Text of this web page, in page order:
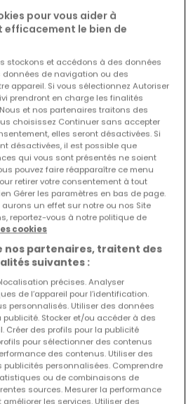
une alerte
à proximité
de recherche pour plus
résultats
location à Boulaide
suggérées
à Boulaide
pour vous aider à
le bien de
stockons et accédons à des données
données de navigation ou des
appareil. Si vous sélectionnez Autoriser
prendront en charge les finalités
et nos partenaires traitons des
choisissez Continuer sans accepter
elles seront désactivées. Si
désactivées, il est possible que
qui vous sont présentés ne soient
pouvez faire réapparaître ce menu
retirer votre consentement à tout
Gérer les paramètres en bas de page.
un effet sur notre ou nos Site
reportez-vous à notre politique de
cookies
nos partenaires, traitent des
suivantes :
précises. Analyser
de l’appareil pour l’identification.
personnalisés. Utiliser des données
Stocker et/ou accéder à des
Créer des profils pour la publicité
pour sélectionner des contenus
des contenus. Utiliser des
publicités personnalisées. Comprendre
ou de combinaisons de
sources. Mesurer la performance
les services. Utiliser des